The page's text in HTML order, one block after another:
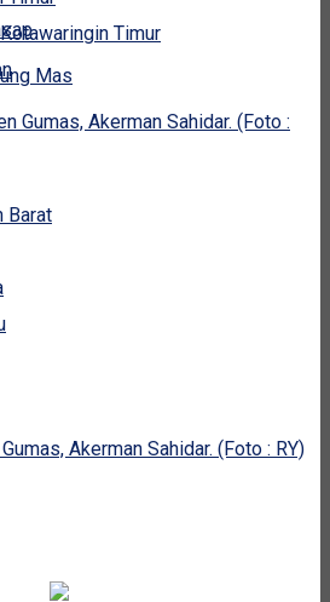
Timur
Barat
Mas
Akerman Sahidar. (Foto : RY)